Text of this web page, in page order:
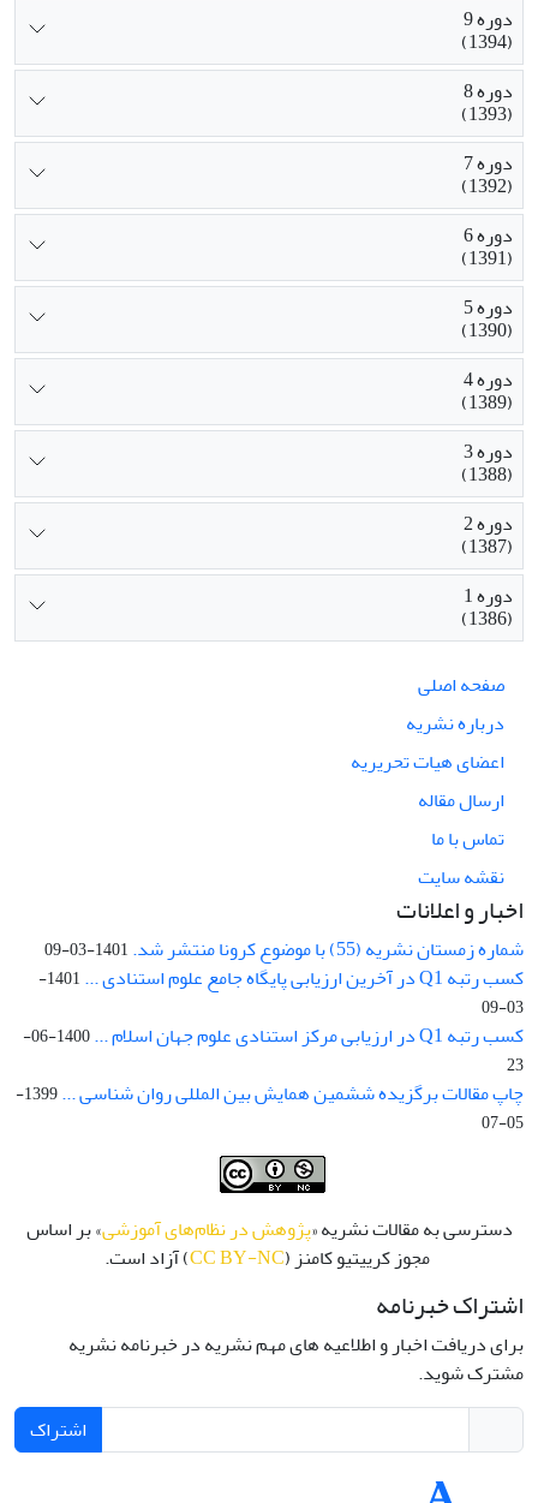
دوره 9
(1394)
دوره 8
(1393)
دوره 7
(1392)
دوره 6
(1391)
دوره 5
(1390)
دوره 4
(1389)
دوره 3
(1388)
دوره 2
(1387)
دوره 1
(1386)
صفحه اصلی
درباره نشریه
اعضای هیات تحریریه
ارسال مقاله
تماس با ما
نقشه سایت
اخبار و اعلانات
شماره زمستان نشریه (55) با موضوع کرونا منتشر شد. 1401-03-09
کسب رتبه Q1 در آخرین ارزیابی پایگاه جامع علوم استنادی ...
1401-
03-09
کسب رتبه Q1 در ارزیابی مرکز استنادی علوم جهان اسلام ...
1400-06-
23
چاپ مقالات برگزیده ششمین همایش بین المللی روان شناسی ...
1399-
05-07
دسترسی به مقالات نشریه «پژوهش در نظام‌های آموزشی» بر اساس
مجوز کرییتیو کامنز (CC BY-NC) آزاد است.
اشتراک خبرنامه
برای دریافت اخبار و اطلاعیه های مهم نشریه در خبرنامه نشریه
مشترک شوید.
اشتراک